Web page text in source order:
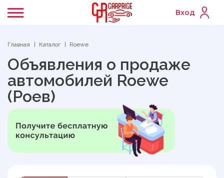
Вход
Главная Каталог Roewe
Объявления о продаже
автомобилей Roewe
(Роев)